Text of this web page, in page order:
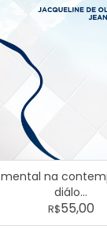
na
diálo...
R$55,00